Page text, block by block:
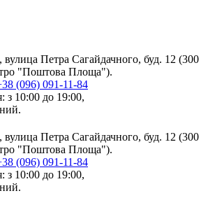
вулица Петра Сагайдачного, буд. 12 (300
"Поштова Площа").
(096) 091-11-84
з 10:00 до 19:00,
вулица Петра Сагайдачного, буд. 12 (300
"Поштова Площа").
(096) 091-11-84
з 10:00 до 19:00,